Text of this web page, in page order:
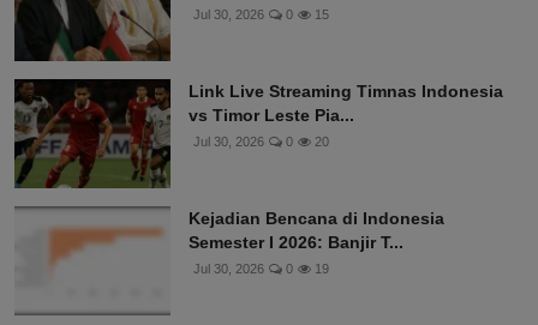
Jul 30, 2026 0 15
Link Live Streaming Timnas Indonesia
vs Timor Leste Pia...
Jul 30, 2026 0 20
Kejadian Bencana di Indonesia
Semester I 2026: Banjir T...
Jul 30, 2026 0 19